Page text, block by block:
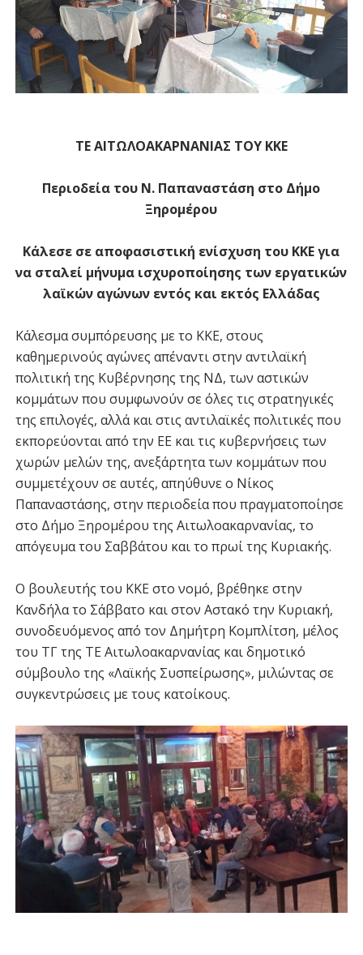
ΤΕ ΑΙΤΩΛΟΑΚΑΡΝΑΝΙΑΣ ΤΟΥ ΚΚΕ
Περιοδεία του Ν. Παπαναστάση στο Δήμο
Ξηρομέρου
Κάλεσε σε αποφασιστική ενίσχυση του ΚΚΕ για
να σταλεί μήνυμα ισχυροποίησης των εργατικών
λαϊκών αγώνων εντός και εκτός Ελλάδας
Κάλεσμα συμπόρευσης με το ΚΚΕ, στους
καθημερινούς αγώνες απέναντι στην αντιλαϊκή
πολιτική της Κυβέρνησης της ΝΔ, των αστικών
κομμάτων που συμφωνούν σε όλες τις στρατηγικές
της επιλογές, αλλά και στις αντιλαϊκές πολιτικές που
εκπορεύονται από την ΕΕ και τις κυβερνήσεις των
χωρών μελών της, ανεξάρτητα των κομμάτων που
συμμετέχουν σε αυτές, απηύθυνε ο Νίκος
Παπαναστάσης, στην περιοδεία που πραγματοποίησε
στο Δήμο Ξηρομέρου της Αιτωλοακαρνανίας, το
απόγευμα του Σαββάτου και το πρωί της Κυριακής.
Ο βουλευτής του ΚΚΕ στο νομό, βρέθηκε στην
Κανδήλα το Σάββατο και στον Αστακό την Κυριακή,
συνοδευόμενος από τον Δημήτρη Κομπλίτση, μέλος
του ΤΓ της ΤΕ Αιτωλοακαρνανίας και δημοτικό
σύμβουλο της «Λαϊκής Συσπείρωσης», μιλώντας σε
συγκεντρώσεις με τους κατοίκους.